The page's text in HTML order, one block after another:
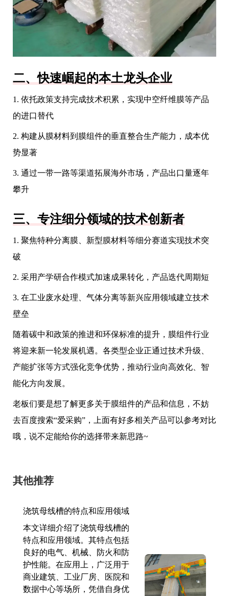
二、快速崛起的本土龙头企业
1. 依托政策支持完成技术积累，实现中空纤维膜等产品
的进口替代
2. 构建从膜材料到膜组件的垂直整合生产能力，成本优
势显著
3. 通过一带一路等渠道拓展海外市场，产品出口量逐年
攀升
三、专注细分领域的技术创新者
1. 聚焦特种分离膜、新型膜材料等细分赛道实现技术突
破
2. 采用产学研合作模式加速成果转化，产品迭代周期短
3. 在工业废水处理、气体分离等新兴应用领域建立技术
壁垒
随着碳中和政策的推进和环保标准的提升，膜组件行业
将迎来新一轮发展机遇。各类型企业正通过技术升级、
产能扩张等方式强化竞争优势，推动行业向高效化、智
能化方向发展。
老板们要是想了解更多关于膜组件的产品和信息，不妨
去百度搜索“爱采购”，上面有好多相关产品可以参考对比
哦，说不定能给你的选择带来新思路~
其他推荐
浇筑母线槽的特点和应用领域
本文详细介绍了浇筑母线槽的
特点和应用领域。其特点包括
良好的电气、机械、防火和防
护性能。在应用上，广泛用于
商业建筑、工业厂房、医院和
数据中心等场所，凭借自身优